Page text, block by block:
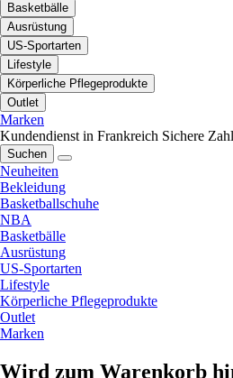
Basketbälle
Ausrüstung
US-Sportarten
Lifestyle
Körperliche Pflegeprodukte
Outlet
Marken
Kundendienst in Frankreich Sichere
Suchen
Neuheiten
Bekleidung
Basketballschuhe
NBA
Basketbälle
Ausrüstung
US-Sportarten
Lifestyle
Körperliche Pflegeprodukte
Outlet
Marken
Wird zum Warenkorb